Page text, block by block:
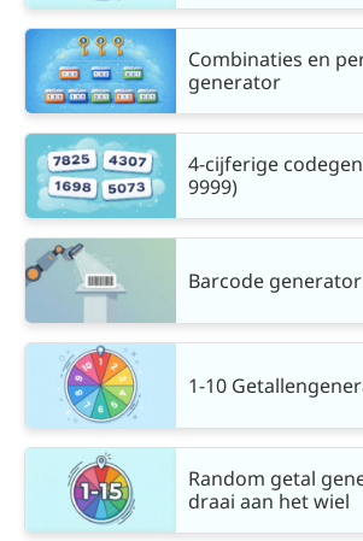
Combinaties en
generator
4-cijferige
9999)
Barcode
1-10
Random getal
draai aan het wiel